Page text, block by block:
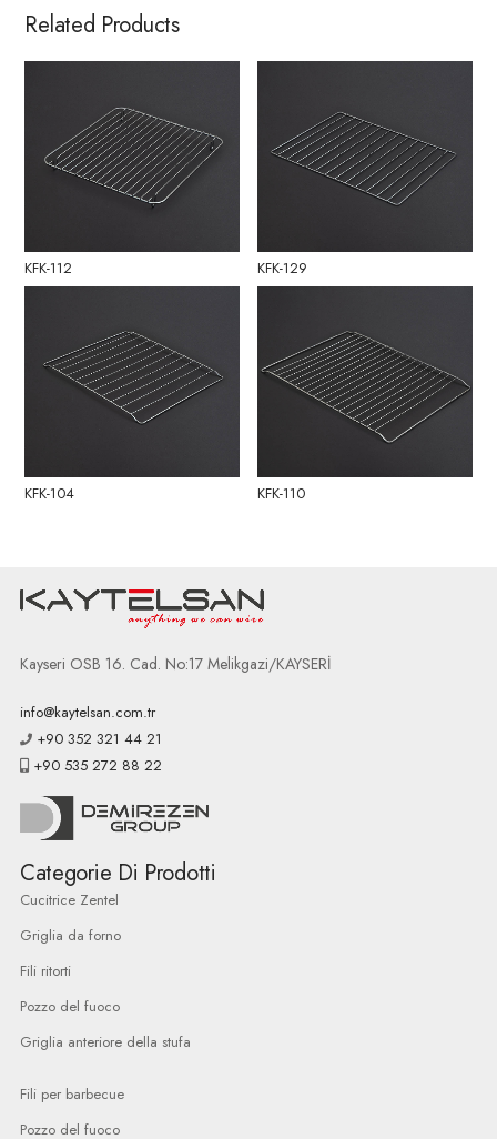
Related Products
KFK-112 KFK-129
KFK-104 KFK-110
Kayseri OSB 16. Cad. No:17 Melikgazi/KAYSERİ
info@kaytelsan.com.tr
+90 352 321 44 21
+90 535 272 88 22
Categorie Di Prodotti
Cucitrice Zentel
Griglia da forno
Fili ritorti
Pozzo del fuoco
Griglia anteriore della stufa
Fili per barbecue
Pozzo del fuoco